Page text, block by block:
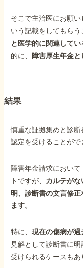
そこで主治医にお願
いう記載をしてもらう
と医学的に関連して
的に、
障害厚生年金
結果
慎重な証拠集めと診
認定を受けることがで
障害年金請求において
トですが、 カルテがな
明、診断書の文言修
ます。
特に、現在の傷病が過
見解として診断書に
受けられるケースもあ